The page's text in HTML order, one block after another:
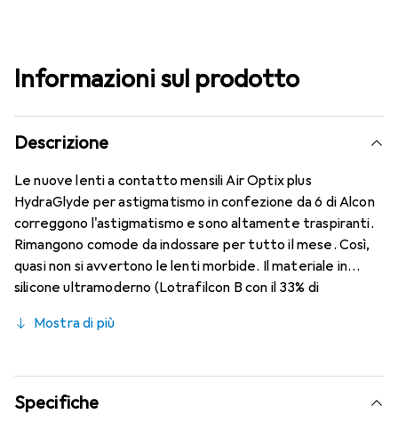
Informazioni sul prodotto
Descrizione
Le nuove lenti a contatto mensili Air Optix plus
HydraGlyde per astigmatismo in confezione da 6 di Alcon
correggono l'astigmatismo e sono altamente traspiranti.
Rimangono comode da indossare per tutto il mese. Così,
quasi non si avvertono le lenti morbide. Il materiale in
silicone ultramoderno (Lotrafilcon B con il 33% di
HydraGlyde Moisture Matrix e la nota tecnologia
utilizzo che conosci. Un comfort duraturo e senza
interruzioni per tutto il giorno con le lenti mensili.
Mostra di più
Specifiche